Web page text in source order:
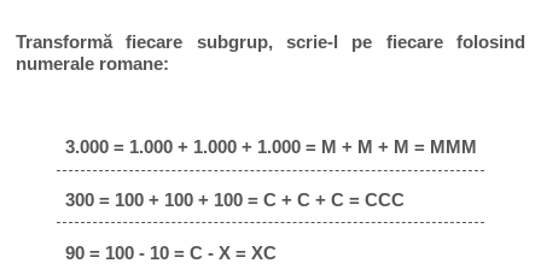
Transformă fiecare subgrup, scrie-l pe fiecare folosind
numerale romane:
3.000 = 1.000 + 1.000 + 1.000 = M + M + M = MMM
300 = 100 + 100 + 100 = C + C + C = CCC
90 = 100 - 10 = C - X = XC